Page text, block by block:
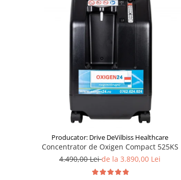
Producator: Drive DeVilbiss Healthcare
Concentrator de Oxigen Compact 525KS
4.490,00 Leide la 3.890,00 Lei